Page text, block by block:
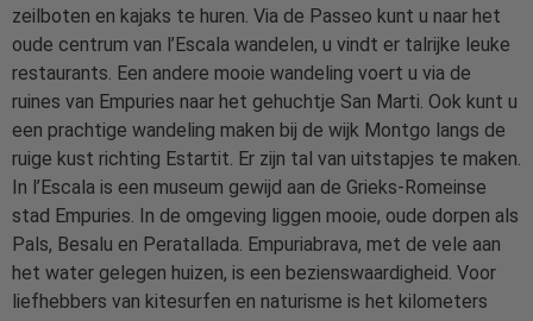
zeilboten en kajaks te huren. Via de Passeo kunt u naar het
oude centrum van l’Escala wandelen, u vindt er talrijke leuke
restaurants. Een andere mooie wandeling voert u via de
ruines van Empuries naar het gehuchtje San Marti. Ook kunt u
een prachtige wandeling maken bij de wijk Montgo langs de
ruige kust richting Estartit. Er zijn tal van uitstapjes te maken.
In l’Escala is een museum gewijd aan de Grieks-Romeinse
stad Empuries. In de omgeving liggen mooie, oude dorpen als
Pals, Besalu en Peratallada. Empuriabrava, met de vele aan
het water gelegen huizen, is een bezienswaardigheid. Voor
liefhebbers van kitesurfen en naturisme is het kilometers